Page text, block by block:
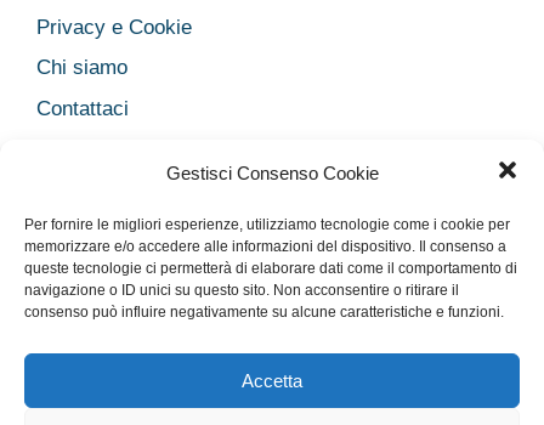
Gestisci Consenso Cookie
Per fornire le migliori esperienze, utilizziamo tecnologie come i cookie per
memorizzare e/o accedere alle informazioni del dispositivo. Il consenso a
queste tecnologie ci permetterà di elaborare dati come il comportamento di
navigazione o ID unici su questo sito. Non acconsentire o ritirare il
consenso può influire negativamente su alcune caratteristiche e funzioni.
Accetta
Privacy e Cookie
Chi siamo
Contattaci
Cookie Policy
Disclaimer medico
Disconoscimento
Imprint